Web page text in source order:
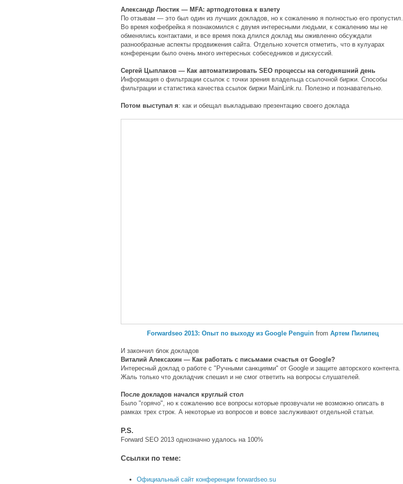
Александр Люстик — MFA: артподготовка к взлету
По отзывам — это был один из лучших докладов, но к сожалению я полностью его пропустил.
Во время кофебрейка я познакомился с двумя интересными людьми, к сожалению мы не
обменялись контактами, и все время пока длился доклад мы оживленно обсуждали
разнообразные аспекты продвижения сайта. Отдельно хочется отметить, что в кулуарах
конференции было очень много интересных собеседников и дискуссий.
Сергей Цыплаков — Как автоматизировать SEO процессы на сегодняшний день
Информация о фильтрации ссылок с точки зрения владельца ссылочной биржи. Способы
фильтрации и статистика качества ссылок биржи MainLink.ru. Полезно и познавательно.
Потом выступал я: как и обещал выкладываю презентацию своего доклада
Forwardseo 2013: Опыт по выходу из Google Penguin from Артем Пилипец
И закончил блок докладов
Виталий Алексахин — Как работать с письмами счастья от Google?
Интересный доклад о работе с "Ручными санкциями" от Google и защите авторского контента.
Жаль только что докладчик спешил и не смог ответить на вопросы слушателей.
После докладов начался круглый стол
Было "горячо", но к сожалению все вопросы которые прозвучали не возможно описать в
рамках трех строк. А некоторые из вопросов и вовсе заслуживают отдельной статьи.
P.S.
Forward SEO 2013 однозначно удалось на 100%
Ссылки по теме:
Официальный сайт конференции forwardseo.su